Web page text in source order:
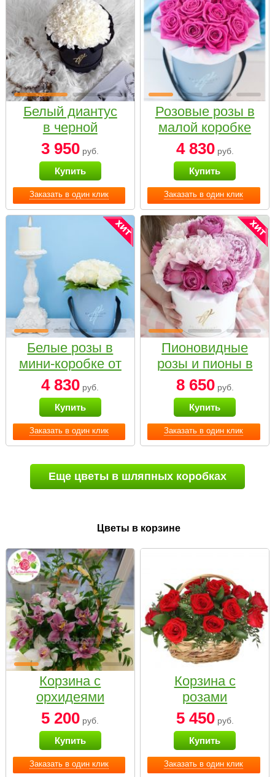
Заказать в один клик
Белый диантус
в черной
коробке Small
3 950 руб.
Купить
Заказать в один клик
Розовые розы в
малой коробке
4 830руб.
Купить
Заказать в один клик
Белые розы в
мини-коробке от
Bella Fiori
4 830 руб.
Купить
Заказать в один клик
Пионовидные
розы и пионы в
белой коробке
Small
8 650руб.
Купить
Еще цветы в шляпных коробках
Цветы в корзине
Заказать в один клик
Корзина с
орхидеями
малая
5 200 руб.
Купить
Заказать в один клик
Корзина с
розами
«Красный
Париж»
5 450руб.
Купить